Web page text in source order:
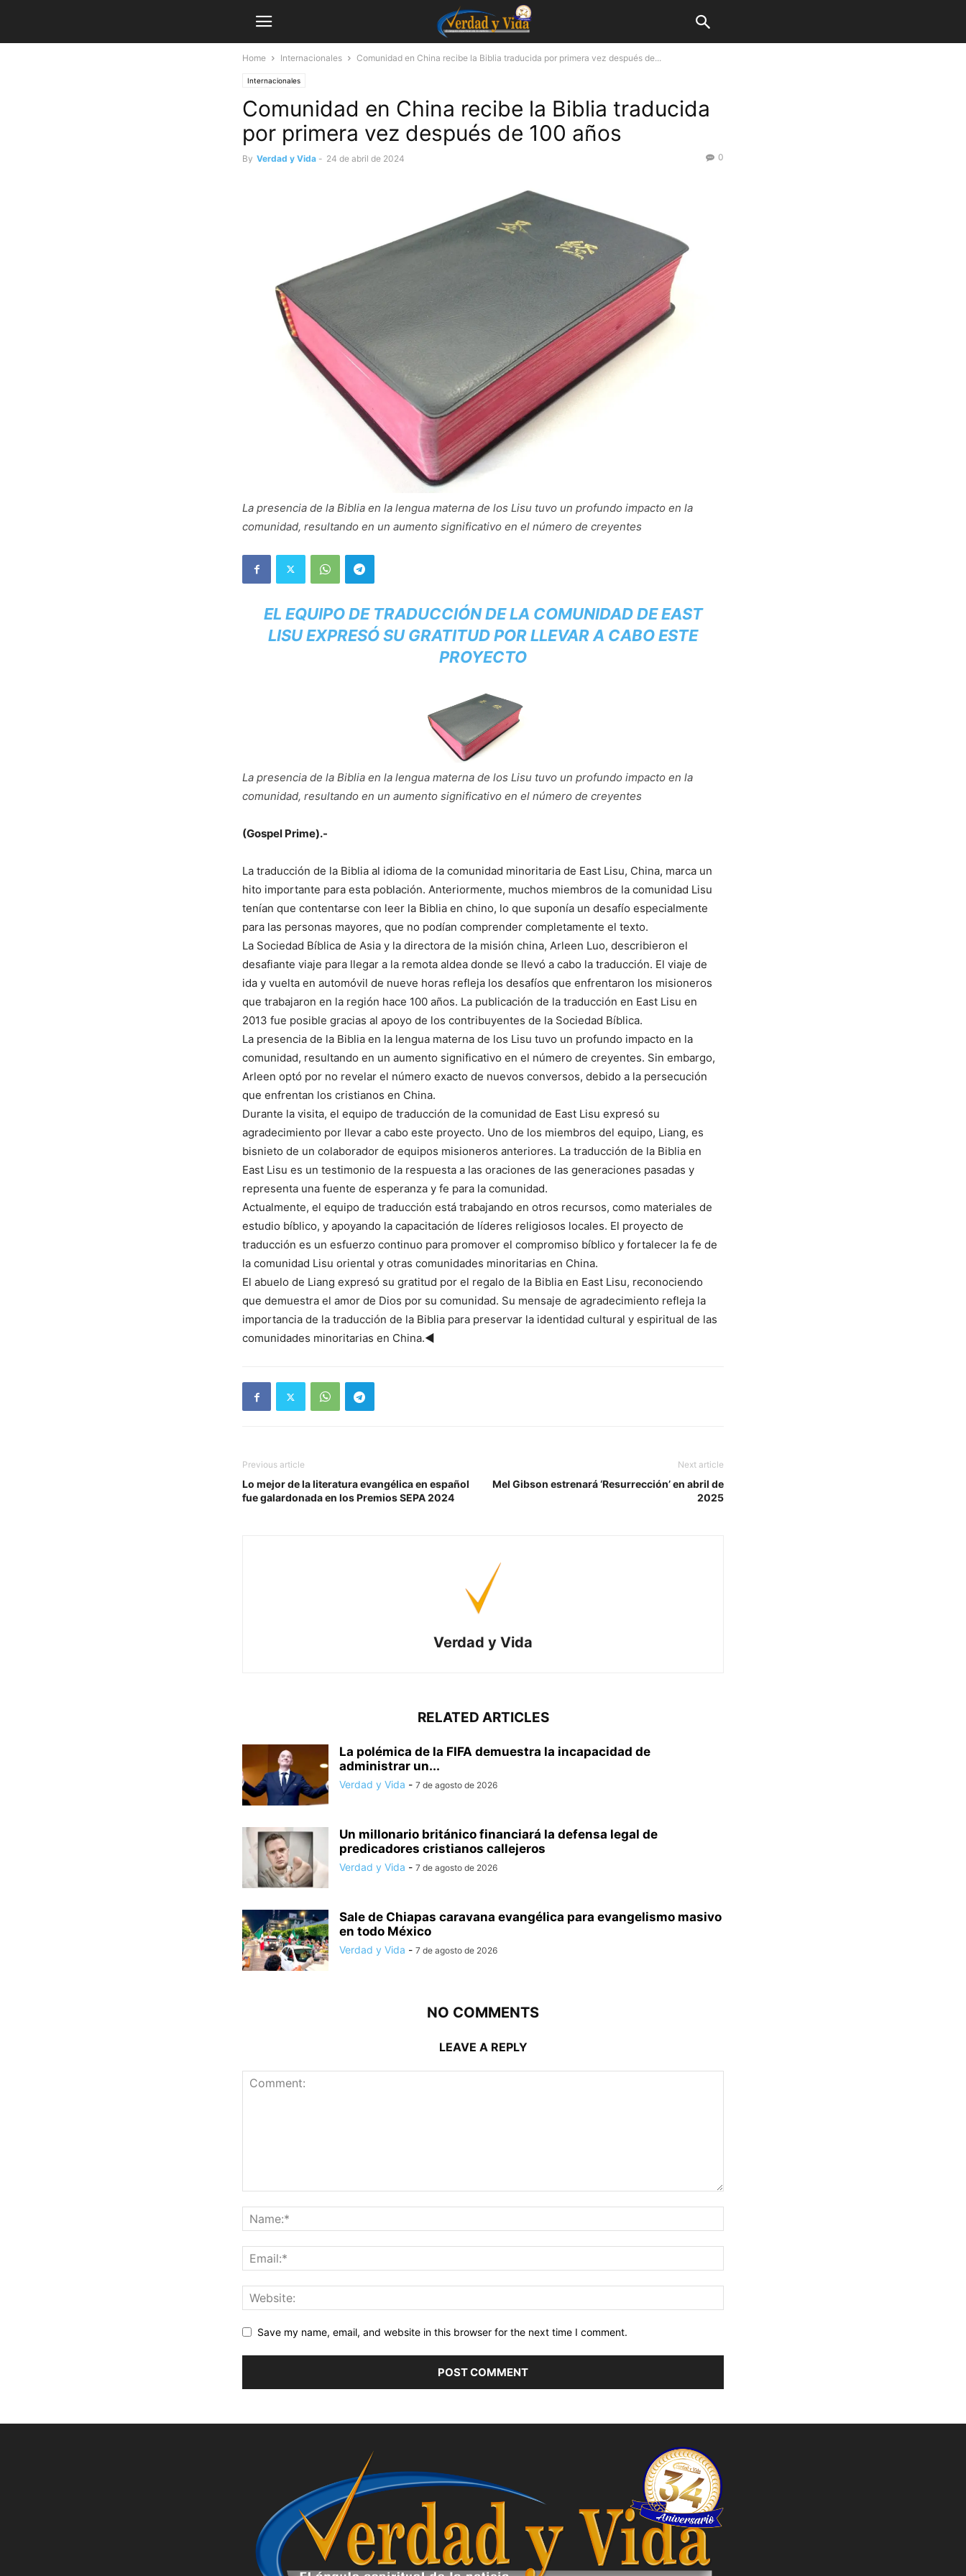
Home Internacionales Comunidad en China recibe la Biblia traducida por primera vez después de...
Internacionales
Comunidad en China recibe la Biblia traducida
por primera vez después de 100 años
By Verdad y Vida - 24 de abril de 2024 0
La presencia de la Biblia en la lengua materna de los Lisu tuvo un profundo impacto en la
comunidad, resultando en un aumento significativo en el número de creyentes
EL EQUIPO DE TRADUCCIÓN DE LA COMUNIDAD DE EAST
LISU EXPRESÓ SU GRATITUD POR LLEVAR A CABO ESTE
PROYECTO
La presencia de la Biblia en la lengua materna de los Lisu tuvo un profundo impacto en la
comunidad, resultando en un aumento significativo en el número de creyentes
(Gospel Prime).-
La traducción de la Biblia al idioma de la comunidad minoritaria de East Lisu, China, marca un
hito importante para esta población. Anteriormente, muchos miembros de la comunidad Lisu
tenían que contentarse con leer la Biblia en chino, lo que suponía un desafío especialmente
para las personas mayores, que no podían comprender completamente el texto.
La Sociedad Bíblica de Asia y la directora de la misión china, Arleen Luo, describieron el
desafiante viaje para llegar a la remota aldea donde se llevó a cabo la traducción. El viaje de
ida y vuelta en automóvil de nueve horas refleja los desafíos que enfrentaron los misioneros
que trabajaron en la región hace 100 años. La publicación de la traducción en East Lisu en
2013 fue posible gracias al apoyo de los contribuyentes de la Sociedad Bíblica.
La presencia de la Biblia en la lengua materna de los Lisu tuvo un profundo impacto en la
comunidad, resultando en un aumento significativo en el número de creyentes. Sin embargo,
Arleen optó por no revelar el número exacto de nuevos conversos, debido a la persecución
que enfrentan los cristianos en China.
Durante la visita, el equipo de traducción de la comunidad de East Lisu expresó su
agradecimiento por llevar a cabo este proyecto. Uno de los miembros del equipo, Liang, es
bisnieto de un colaborador de equipos misioneros anteriores. La traducción de la Biblia en
East Lisu es un testimonio de la respuesta a las oraciones de las generaciones pasadas y
representa una fuente de esperanza y fe para la comunidad.
Actualmente, el equipo de traducción está trabajando en otros recursos, como materiales de
estudio bíblico, y apoyando la capacitación de líderes religiosos locales. El proyecto de
traducción es un esfuerzo continuo para promover el compromiso bíblico y fortalecer la fe de
la comunidad Lisu oriental y otras comunidades minoritarias en China.
El abuelo de Liang expresó su gratitud por el regalo de la Biblia en East Lisu, reconociendo
que demuestra el amor de Dios por su comunidad. Su mensaje de agradecimiento refleja la
importancia de la traducción de la Biblia para preservar la identidad cultural y espiritual de las
comunidades minoritarias en China.◄
Previous article
Lo mejor de la literatura evangélica en español
fue galardonada en los Premios SEPA 2024
Next article
Mel Gibson estrenará ‘Resurrección’ en abril de
2025
Verdad y Vida
RELATED ARTICLES
La polémica de la FIFA demuestra la incapacidad de
administrar un...
Verdad y Vida - 7 de agosto de 2026
Un millonario británico financiará la defensa legal de
predicadores cristianos callejeros
Verdad y Vida - 7 de agosto de 2026
Sale de Chiapas caravana evangélica para evangelismo masivo
en todo México
Verdad y Vida - 7 de agosto de 2026
NO COMMENTS
LEAVE A REPLY
Save my name, email, and website in this browser for the next time I comment.